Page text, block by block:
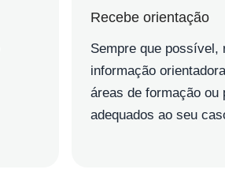
Recebe orientação
Sempre que possível,
informação
áreas de formação ou
adequados ao seu